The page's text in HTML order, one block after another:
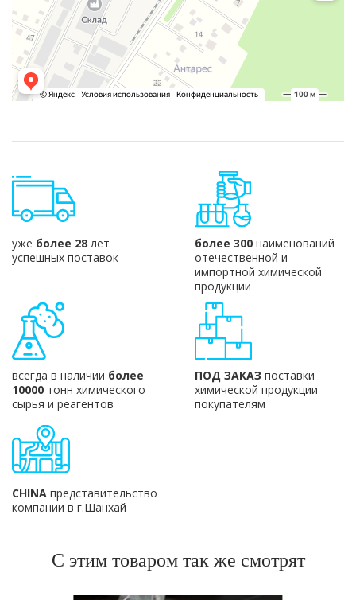
уже более 28 лет
успешных поставок
более 300наименований
отечественной и
импортной химической
продукции
всегда в наличии более
10000 тонн химического
сырья и реагентов
ПОД ЗАКАЗ поставки
химической продукции
покупателям
CHINA представительство
компании в г.Шанхай
С этим товаром так же смотрят